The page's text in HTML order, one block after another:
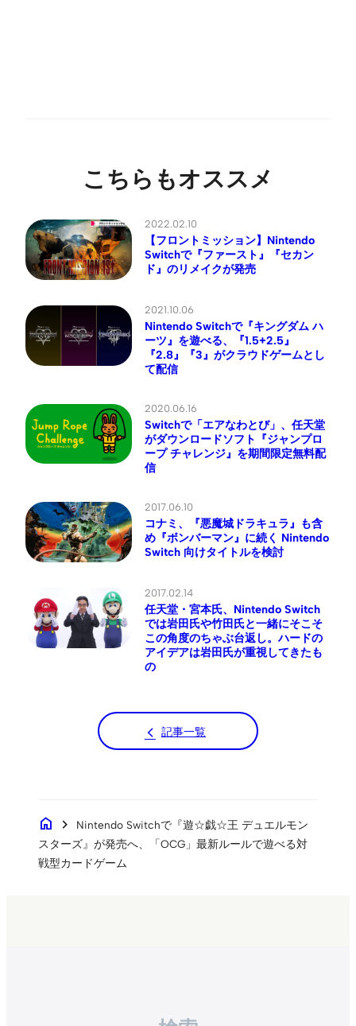
こちらもオススメ
2022.02.10
【フロントミッション】Nintendo
Switchで『ファースト』『セカン
ド』のリメイクが発売
2021.10.06
Nintendo Switchで『キングダム ハ
ーツ』を遊べる、『1.5+2.5』
『2.8』『3』がクラウドゲームとし
て配信
2020.06.16
Switchで「エアなわとび」、任天堂
がダウンロードソフト『ジャンプロ
ープ チャレンジ』を期間限定無料配
信
2017.06.10
コナミ、『悪魔城ドラキュラ』も含
め『ボンバーマン』に続く Nintendo
Switch 向けタイトルを検討
2017.02.14
任天堂・宮本氏、Nintendo Switch
では岩田氏や竹田氏と一緒にそこそ
この角度のちゃぶ台返し。ハードの
アイデアは岩田氏が重視してきたも
の
記事一覧
home chevron_right
Nintendo Switchで『遊☆戯☆王 デュエルモン
スターズ』が発売へ、「OCG」最新ルールで遊べる対
戦型カードゲーム